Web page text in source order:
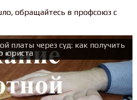
обращайтесь в профсоюз с
платы через суд: как получить
юриста